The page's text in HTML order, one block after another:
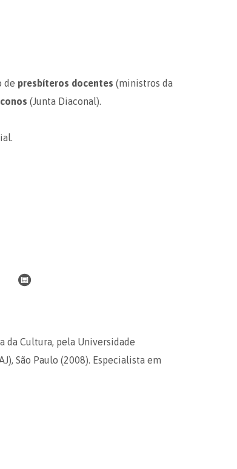
de presbíteros docentes (ministros da
(Junta Diaconal).
da Cultura, pela Universidade
São Paulo (2008). Especialista em